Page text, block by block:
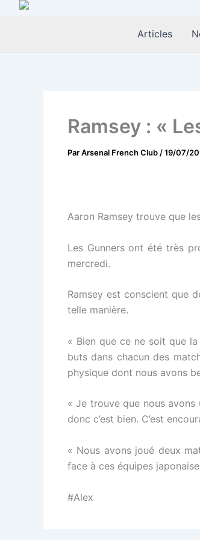
Aller
Articles
Ramsey : «
ParArsenal French Club /19/07/
Aaron Ramsey trouve que
Les Gunners ont été très
mercredi.
Ramsey est conscient que
telle manière.
« Bien que ce ne soit que
buts dans chacun des
physique dont nous avons
« Je trouve que nous avons
donc c’est bien. C’est
« Nous avons joué deux
face à ces équipes
#Alex